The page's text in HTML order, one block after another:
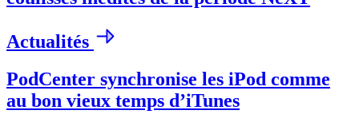
Actualités
PodCenter synchronise les iPod comme
au bon vieux temps d’iTunes